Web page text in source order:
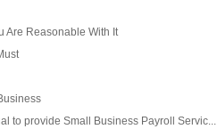
Are Reasonable With It
to provide Small Business Payroll Servic...